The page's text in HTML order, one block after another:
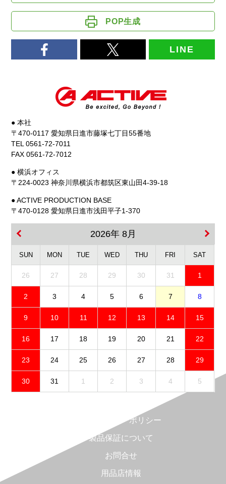
POP生成
LINE
● 本社
〒470-0117 愛知県日進市藤塚七丁目55番地
TEL 0561-72-7011
FAX 0561-72-7012
● 横浜オフィス
〒224-0023 神奈川県横浜市都筑区東山田4-39-18
● ACTIVE PRODUCTION BASE
〒470-0128 愛知県日進市浅田平子1-370
2026年 8月
SUN MON TUE WED THU FRI SAT
26 27 28 29 30 31 1
2 3 4 5 6 7 8
9 10 11 12 13 14 15
16 17 18 19 20 21 22
23 24 25 26 27 28 29
30 31 1 2 3 4 5
プライバシーポリシー
製品保証について
お問合せ
用品店情報